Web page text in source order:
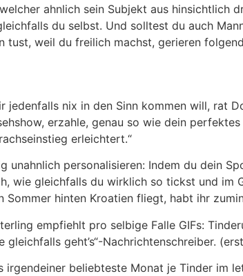
ahnlich sein Subjekt aus hinsichtlich
du selbst. Und solltest du auch
weil du freilich machst, gerieren
jedenfalls nix in den Sinn kommen will, rat
erzahle, genau so wie dein
erleichtert.“
personalisieren: Indem du dein
wie gleichfalls du wirklich so tickst und im
hinten Kroatien fliegt, habt ihr
empfiehlt pro selbige Falle GIFs:
geht’s“-Nachrichtenschreiber.
beliebteste Monat je Tinder im